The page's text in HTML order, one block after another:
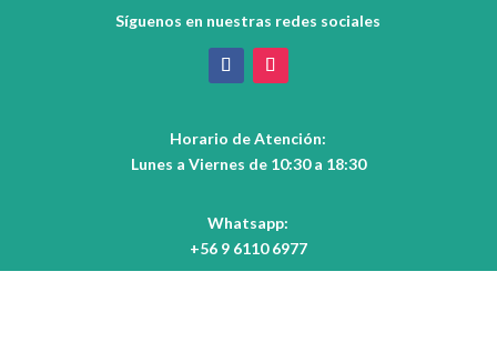
Síguenos en nuestras redes sociales
Horario de Atención:
Lunes a Viernes de 10:30 a 18:30
Whatsapp:
+56 9 6110 6977